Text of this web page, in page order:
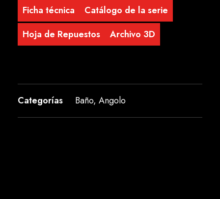
Ficha técnica
Catálogo de la serie
Hoja de Repuestos
Archivo 3D
Categorías Baño, Angolo